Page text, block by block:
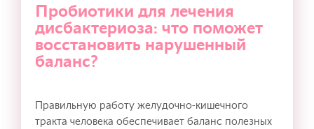
Пробиотики для лечения
дисбактериоза: что поможет
восстановить нарушенный
баланс?
Правильную работу желудочно-кишечного
тракта человека обеспечивает баланс полезных